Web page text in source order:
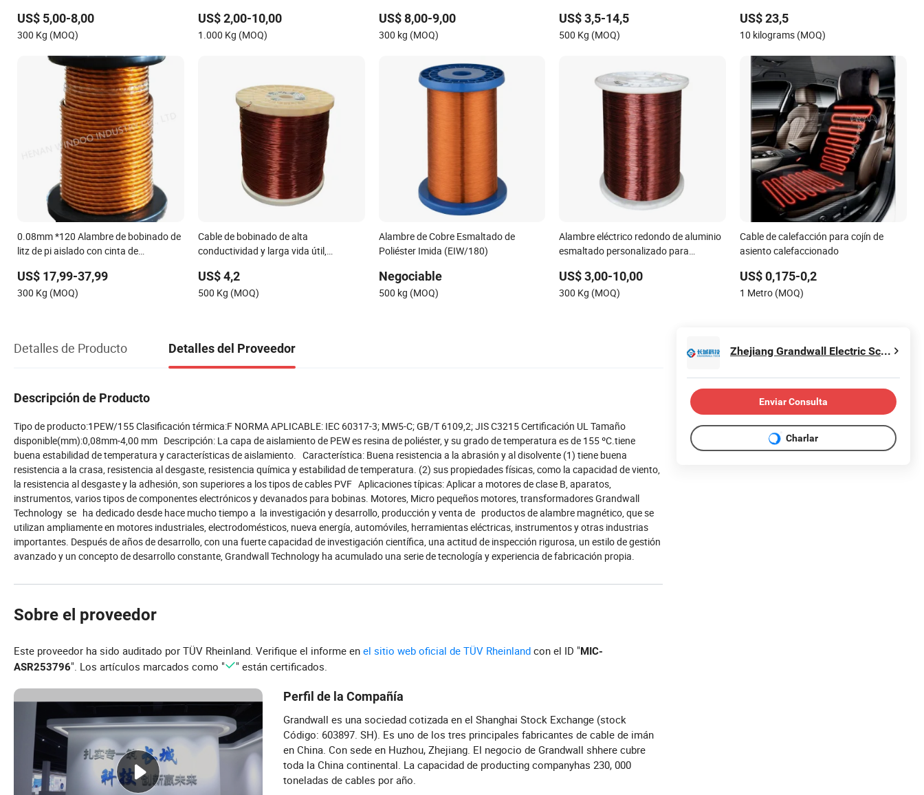
US$ 5,00-8,00
300 Kg (MOQ)
US$ 2,00-10,00
1.000 Kg (MOQ)
US$ 8,00-9,00
300 kg (MOQ)
US$ 3,5-14,5
500 Kg (MOQ)
para motor
US$ 23,5
10 kilograms (MOQ)
0.08mm *120 Alambre de bobinado de
litz de pi aislado con cinta de
US$ 17,99-37,99
300 Kg (MOQ)
Cable de bobinado de alta
conductividad y larga vida útil,
US$ 4,2
500 Kg (MOQ)
Alambre de Cobre Esmaltado de
Poliéster Imida (EIW/180)
Negociable
500 kg (MOQ)
Alambre eléctrico redondo de aluminio
esmaltado personalizado para
US$ 3,00-10,00
300 Kg (MOQ)
Cable de calefacción para cojín de
asiento calefaccionado
US$ 0,175-0,2
1 Metro (MOQ)
Detalles de Producto Detalles del Proveedor
Descripción de Producto
Tipo de producto:1PEW/155 Clasificación térmica:F NORMA APLICABLE: IEC 60317-3; MW5-C; GB/T 6109,2; JIS C3215 Certificación UL Tamaño
disponible(mm):0,08mm-4,00 mm Descripción: La capa de aislamiento de PEW es resina de poliéster, y su grado de temperatura es de 155 ºC.tiene
buena estabilidad de temperatura y características de aislamiento. Característica: Buena resistencia a la abrasión y al disolvente (1) tiene buena
resistencia a la crasa, resistencia al desgaste, resistencia química y estabilidad de temperatura. (2) sus propiedades físicas, como la capacidad de viento,
la resistencia al desgaste y la adhesión, son superiores a los tipos de cables PVF Aplicaciones típicas: Aplicar a motores de clase B, aparatos,
instrumentos, varios tipos de componentes electrónicos y devanados para bobinas. Motores, Micro pequeños motores, transformadores Grandwall
Technology se ha dedicado desde hace mucho tiempo a la investigación y desarrollo, producción y venta de productos de alambre magnético, que se
utilizan ampliamente en motores industriales, electrodomésticos, nueva energía, automóviles, herramientas eléctricas, instrumentos y otras industrias
importantes. Después de años de desarrollo, con una fuerte capacidad de investigación científica, una actitud de inspección rigurosa, un estilo de gestión
avanzado y un concepto de desarrollo constante, Grandwall Technology ha acumulado una serie de tecnología y experiencia de fabricación propia.
Sobre el proveedor
Este proveedor ha sido auditado por TÜV Rheinland. Verifique el informe en el sitio web oficial de TÜV Rheinland con el ID "MIC-
ASR253796". Los artículos marcados como " " están certificados.
Perfil de la Compañía
Grandwall es una sociedad cotizada en el Shanghai Stock Exchange (stock
Código: 603897. SH). Es uno de los tres principales fabricantes de cable de imán
en China. Con sede en Huzhou, Zhejiang. El negocio de Grandwall shhere cubre
toda la China continental. La capacidad de producting companyhas 230, 000
toneladas de cables por año.
Zhejiang Grandwall Electric Science & Technology Co., Ltd.
Enviar Consulta
Charlar